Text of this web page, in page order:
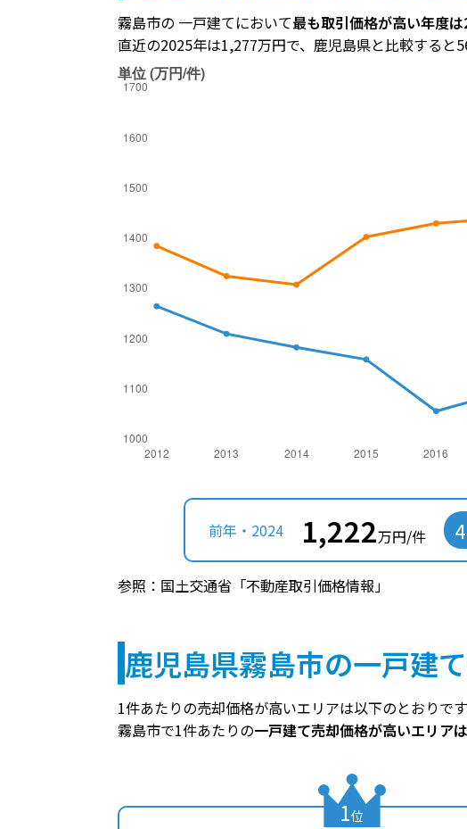
霧島市の 一戸建てにおいて最も取引価格が高い年度
直近の2025年は1,277万円で、鹿児島県と比較すると
前年・2024 1,222万円/件
参照：国土交通省「不動産取引価格情報」
鹿児島県霧島市の一戸建
1件あたりの売却価格が高いエリアは以下のとおりです
霧島市で1件あたりの一戸建て売却価格が高いエリア
1位